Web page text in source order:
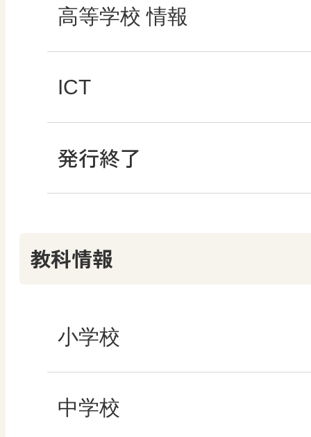
高校教科書×美術館
その他の教育資料
どうする？とくだ先
ABCシリーズ
マンガでわかる社会
ABCシリーズ
ROOT
教科書活用のポイン
算数授業のススメ
楽しい数学の授業を
ABCシリーズ
その他の教育資料
高等学校 情報
情報科プラス
ICT
つなぐ つながる ICT
発行終了
教科情報
小学校
社会
中学校